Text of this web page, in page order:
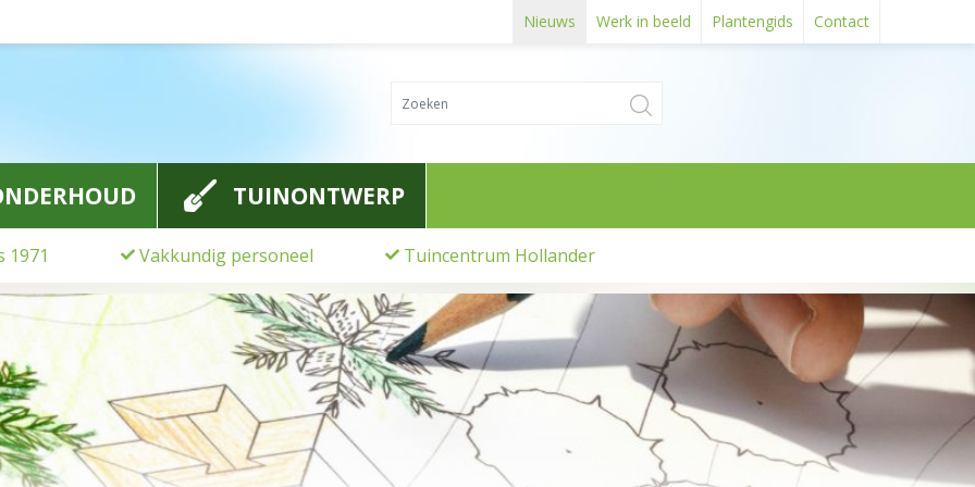
Nieuws Werk in beeld Plantengids Contact
TUINONTWERP
1971 Vakkundig personeel Tuincentrum Hollander